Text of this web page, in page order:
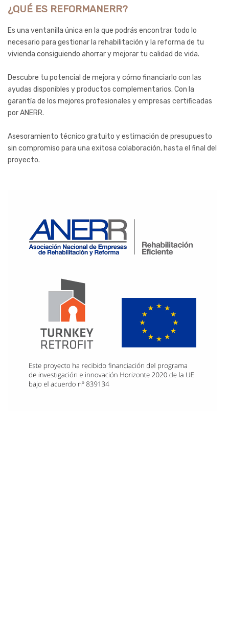
¿QUÉ ES REFORMANERR?
Es una ventanilla única en la que podrás encontrar todo lo
necesario para gestionar la rehabilitación y la reforma de tu
vivienda consiguiendo ahorrar y mejorar tu calidad de vida.
Descubre tu potencial de mejora y cómo financiarlo con las
ayudas disponibles y productos complementarios. Con la
garantía de los mejores profesionales y empresas certificadas
por ANERR.
Asesoramiento técnico gratuito y estimación de presupuesto
sin compromiso para una exitosa colaboración, hasta el final del
proyecto.